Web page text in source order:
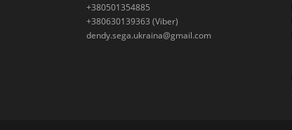
+380501354885
+380630139363 (Viber)
dendy.sega.ukraina@gmail.com